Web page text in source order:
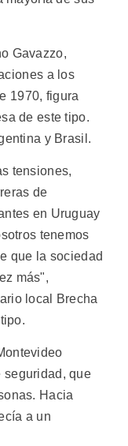
Gavazzo,
a los
1970, figura
de este tipo.
y Brasil.
tensiones,
de
en Uruguay
tenemos
que la sociedad
más",
local Brecha
seguridad, que
Hacia
a un